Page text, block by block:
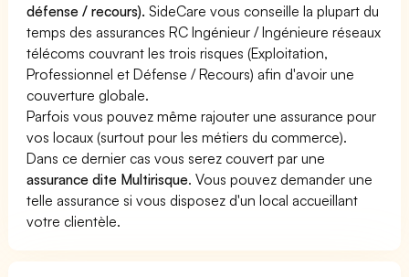
défense / recours). SideCare vous conseille la plupart du
temps des assurances RC Ingénieur / Ingénieure réseaux
télécoms couvrant les trois risques (Exploitation,
Professionnel et Défense / Recours) afin d'avoir une
couverture globale.
Parfois vous pouvez même rajouter une assurance pour
vos locaux (surtout pour les métiers du commerce).
Dans ce dernier cas vous serez couvert par une
assurance dite Multirisque. Vous pouvez demander une
telle assurance si vous disposez d'un local accueillant
votre clientèle.